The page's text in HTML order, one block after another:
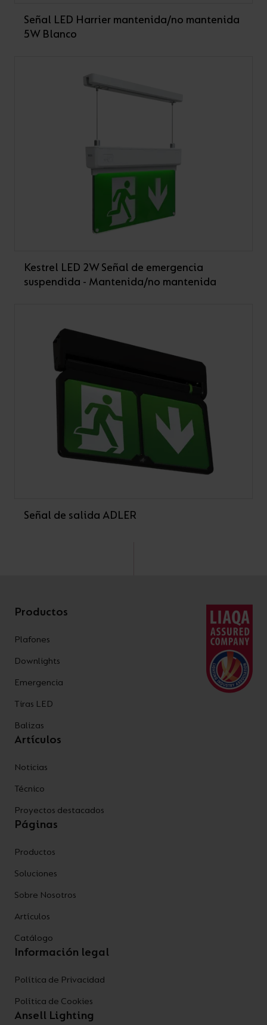
Señal LED Harrier mantenida/no mantenida
5W Blanco
Kestrel LED 2W Señal de emergencia
suspendida - Mantenida/no mantenida
Señal de salida ADLER
Productos
Plafones
Downlights
Emergencia
Tiras LED
Balizas
Artículos
Noticias
Técnico
Proyectos destacados
Páginas
Productos
Soluciones
Sobre Nosotros
Artículos
Catálogo
Información legal
Política de Privacidad
Política de Cookies
Ansell Lighting